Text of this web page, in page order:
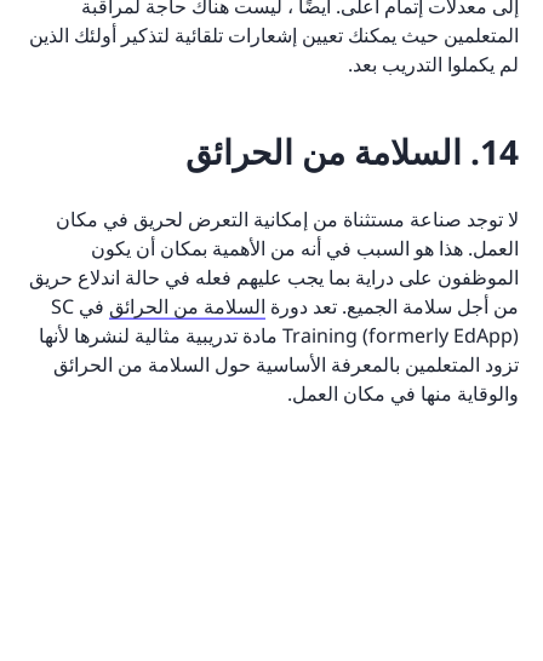
إلى معدلات إتمام أعلى. أيضًا ، ليست هناك حاجة لمراقبة
المتعلمين حيث يمكنك تعيين إشعارات تلقائية لتذكير أولئك الذين
لم يكملوا التدريب بعد.
14. السلامة من الحرائق
لا توجد صناعة مستثناة من إمكانية التعرض لحريق في مكان
العمل. هذا هو السبب في أنه من الأهمية بمكان أن يكون
الموظفون على دراية بما يجب عليهم فعله في حالة اندلاع حريق
من أجل سلامة الجميع. تعد دورة السلامة من الحرائق
في SC
Training (formerly EdApp) مادة تدريبية مثالية لنشرها لأنها
تزود المتعلمين بالمعرفة الأساسية حول السلامة من الحرائق
والوقاية منها في مكان العمل.